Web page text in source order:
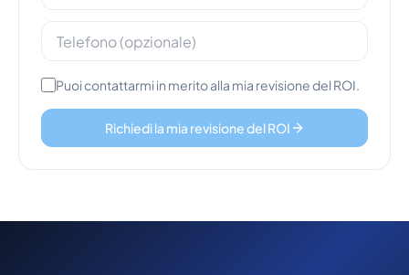
Puoi contattarmi in merito alla mia revisione del ROI.
Richiedi la mia revisione del ROI